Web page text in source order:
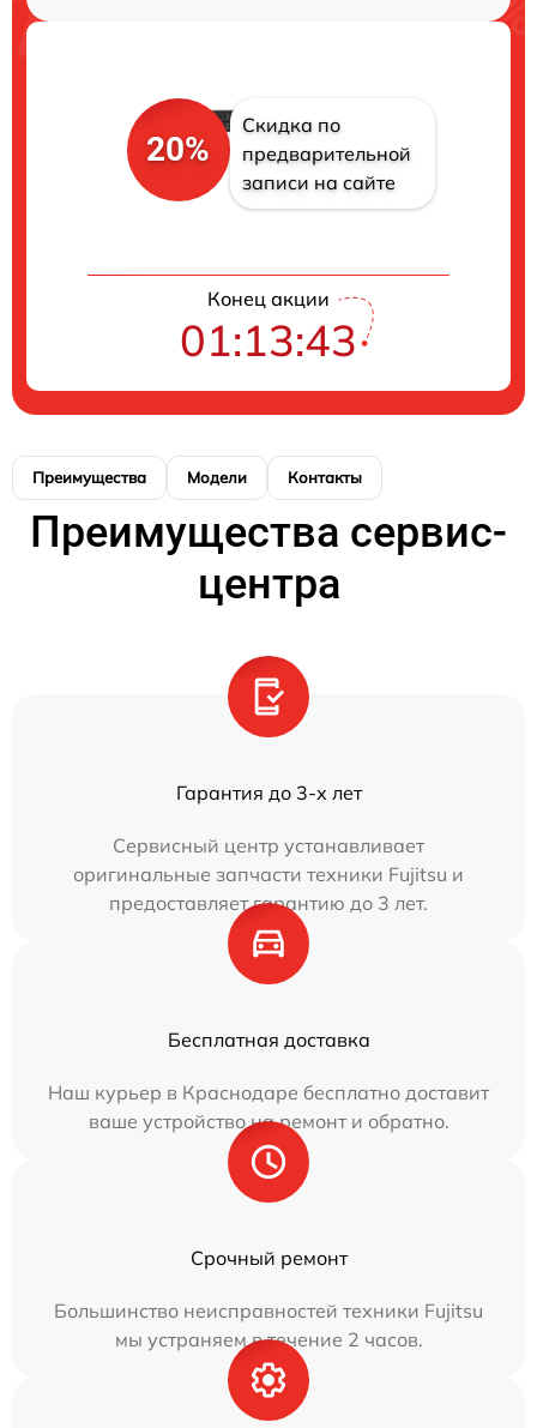
20%
Скидка по
предварительной
записи на сайте
Конец акции
01:13:43
Преимущества Модели Контакты
Преимущества сервис-
центра
Гарантия до 3-х лет
Сервисный центр устанавливает
оригинальные запчасти техники Fujitsu и
предоставляет гарантию до 3 лет.
Бесплатная доставка
Наш курьер в Краснодаре бесплатно доставит
ваше устройство на ремонт и обратно.
Срочный ремонт
Большинство неисправностей техники Fujitsu
мы устраняем в течение 2 часов.